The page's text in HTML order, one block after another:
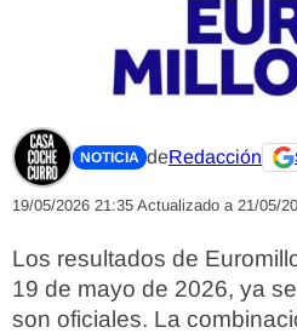
NOTICIA deRedacción
19/05/2026 21:35 Actualizado a 21/05/
Los resultados de
19 de mayo de 2026, ya
son oficiales. La